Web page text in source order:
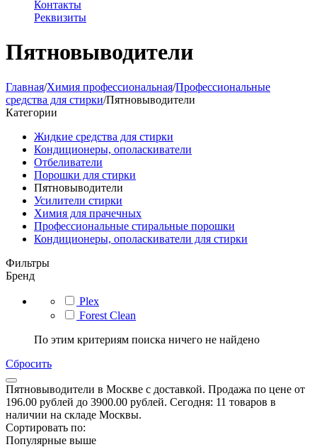
Контакты
Реквизиты
Пятновыводители
Главная/Химия профессиональная/Профессиональные
средства для стирки/Пятновыводители
Категории
Жидкие средства для стирки
Кондиционеры, ополаскиватели
Отбеливатели
Порошки для стирки
Пятновыводители
Усилители стирки
Химия для прачечных
Профессиональные стиральные порошки
Кондиционеры, ополаскиватели для стирки
Фильтры
Бренд
Plex
Forest Clean
По этим критериям поиска ничего не найдено
Сбросить
Пятновыводители в Москве с доставкой. Продажа по цене от
196.00 рублей до 3900.00 рублей. Сегодня: 11 товаров в
наличии на складе Москвы.
Сортировать по:
Популярные выше